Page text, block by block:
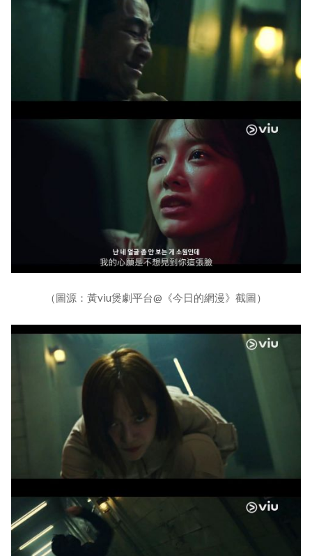
（圖源：黃viu煲劇平台@《今日的網漫》截圖）